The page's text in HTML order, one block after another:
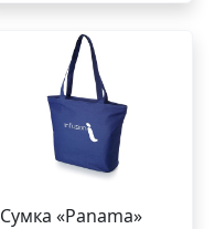
Сумка «Panama»